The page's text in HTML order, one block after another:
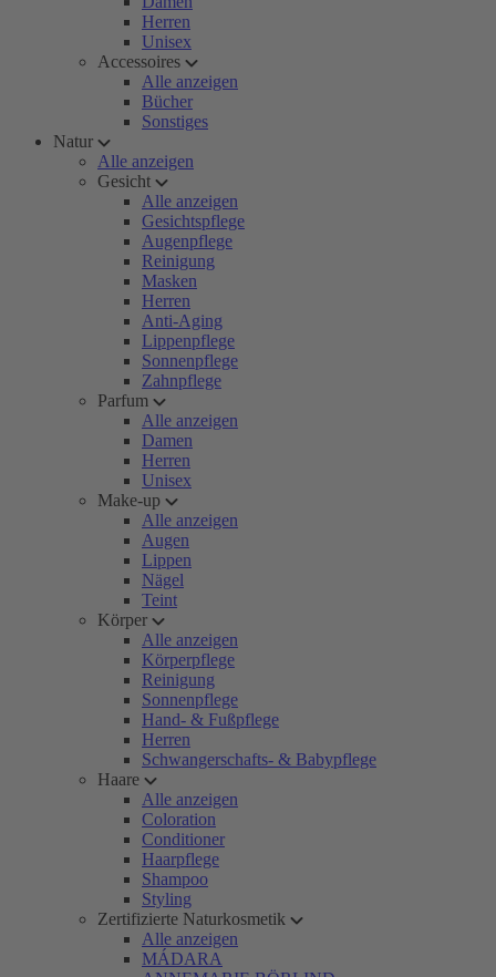
Herren
Unisex
Accessoires
Alle anzeigen
Bücher
Sonstiges
Natur
Alle anzeigen
Gesicht
Alle anzeigen
Gesichtspflege
Augenpflege
Reinigung
Masken
Herren
Anti-Aging
Lippenpflege
Sonnenpflege
Zahnpflege
Parfum
Alle anzeigen
Damen
Herren
Unisex
Make-up
Alle anzeigen
Augen
Lippen
Nägel
Teint
Körper
Alle anzeigen
Körperpflege
Reinigung
Sonnenpflege
Hand- & Fußpflege
Herren
Schwangerschafts- & Babypflege
Haare
Alle anzeigen
Coloration
Conditioner
Haarpflege
Shampoo
Styling
Zertifizierte Naturkosmetik
Alle anzeigen
MÁDARA